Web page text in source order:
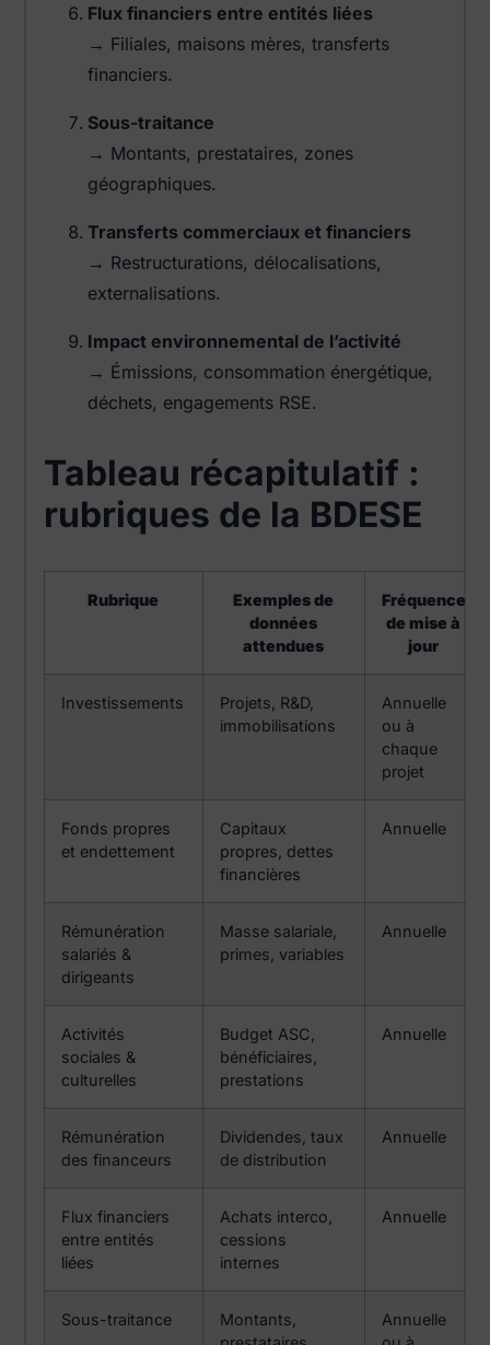
Flux financiers entre entités liées
→ Filiales, maisons mères, transferts
financiers.
Sous-traitance
→ Montants, prestataires, zones
géographiques.
Transferts commerciaux et financiers
→ Restructurations, délocalisations,
externalisations.
Impact environnemental de l’activité
→ Émissions, consommation énergétique,
déchets, engagements RSE.
Tableau récapitulatif :
rubriques de la BDESE
Rubrique
Exemples de
données
attendues
Fréquence
de mise à
jour
Investissements
Projets, R&D,
immobilisations
Annuelle
ou à
chaque
projet
Fonds propres
et endettement
Capitaux
propres, dettes
financières
Annuelle
Rémunération
salariés &
dirigeants
Masse salariale,
primes, variables
Annuelle
Activités
sociales &
culturelles
Budget ASC,
bénéficiaires,
prestations
Annuelle
Rémunération
des financeurs
Dividendes, taux
de distribution
Annuelle
Flux financiers
entre entités
liées
Achats interco,
cessions
internes
Annuelle
Sous-traitance
Montants,
Annuelle